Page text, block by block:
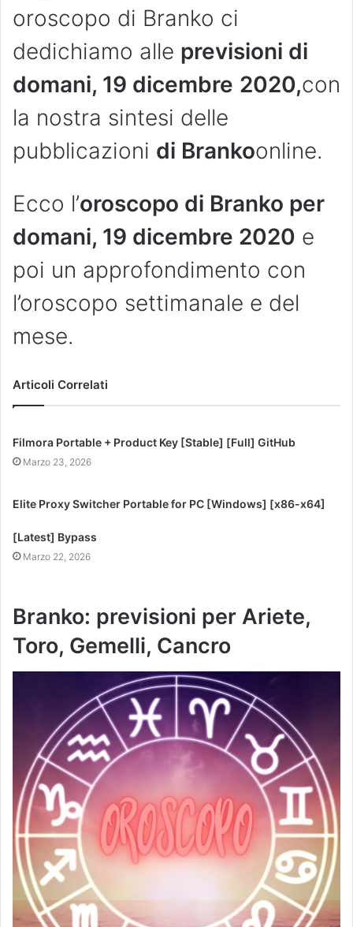
oroscopo di Branko ci
dedichiamo alle previsioni di
domani, 19 dicembre 2020,con
la nostra sintesi delle
pubblicazioni di Brankoonline.
Ecco l’oroscopo di Branko per
domani, 19 dicembre 2020 e
poi un approfondimento con
l’oroscopo settimanale e del
mese.
Articoli Correlati
Filmora Portable + Product Key [Stable] [Full] GitHub
Marzo 23, 2026
Elite Proxy Switcher Portable for PC [Windows] [x86-x64]
[Latest] Bypass
Marzo 22, 2026
Branko: previsioni per Ariete,
Toro, Gemelli, Cancro